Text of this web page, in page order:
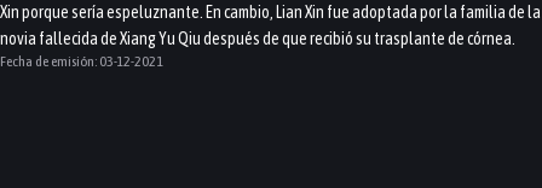
Xin porque sería espeluznante. En cambio, Lian Xin fue adoptada por la familia de la
novia fallecida de Xiang Yu Qiu después de que recibió su trasplante de córnea.
Fecha de emisión: 03-12-2021